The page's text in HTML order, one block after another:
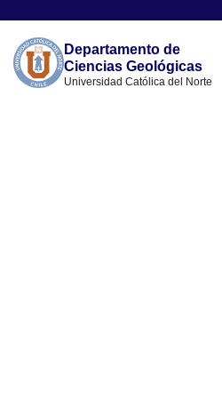
Departamento de
Ciencias Geológicas
Universidad Católica del Norte